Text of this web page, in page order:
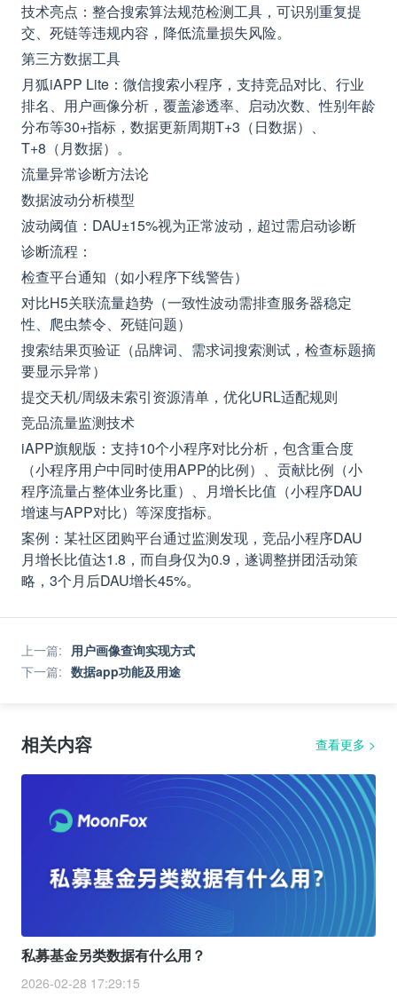
技术亮点：整合搜索算法规范检测工具，可识别重复提
交、死链等违规内容，降低流量损失风险。
第三方数据工具
月狐iAPP Lite：微信搜索小程序，支持竞品对比、行业
排名、用户画像分析，覆盖渗透率、启动次数、性别年龄
分布等30+指标，数据更新周期T+3（日数据）、
T+8（月数据）。
流量异常诊断方法论
数据波动分析模型
波动阈值：DAU±15%视为正常波动，超过需启动诊断
诊断流程：
检查平台通知（如小程序下线警告）
对比H5关联流量趋势（一致性波动需排查服务器稳定
性、爬虫禁令、死链问题）
搜索结果页验证（品牌词、需求词搜索测试，检查标题摘
要显示异常）
提交天机/周级未索引资源清单，优化URL适配规则
竞品流量监测技术
iAPP旗舰版：支持10个小程序对比分析，包含重合度
（小程序用户中同时使用APP的比例）、贡献比例（小
程序流量占整体业务比重）、月增长比值（小程序DAU
增速与APP对比）等深度指标。
案例：某社区团购平台通过监测发现，竞品小程序DAU
月增长比值达1.8，而自身仅为0.9，遂调整拼团活动策
略，3个月后DAU增长45%。
上一篇: 用户画像查询实现方式
下一篇: 数据app功能及用途
相关内容 查看更多 >
私募基金另类数据有什么用？
2026-02-28 17:29:15